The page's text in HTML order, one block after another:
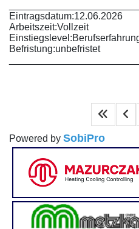
Eintragsdatum:12.06.2026
Arbeitszeit:Vollzeit
Einstiegslevel:
Befristung:unbefristet
Powered by SobiPro